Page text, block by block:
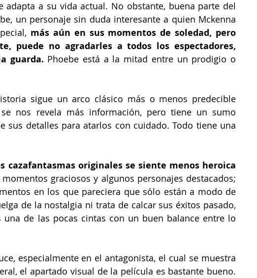
adapta a su vida actual. No obstante, buena parte del
un personaje sin duda interesante a quien Mckenna
más aún en sus momentos de soledad, pero
puede no agradarles a todos los espectadores,
guarda. Phoebe está a la mitad entre un prodigio o
sigue un arco clásico más o menos predecible
nos revela más información, pero tiene un sumo
sus detalles para atarlos con cuidado. Todo tiene una
cazafantasmas originales se siente menos heroica
graciosos y algunos personajes destacados;
en los que pareciera que sólo están a modo de
de la nostalgia ni trata de calcar sus éxitos pasado,
de las pocas cintas con un buen balance entre lo
especialmente en el antagonista, el cual se muestra
el apartado visual de la película es bastante bueno.